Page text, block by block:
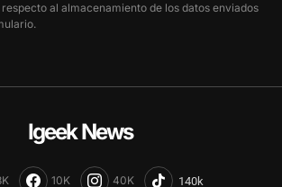
al almacenamiento de los datos enviados
Igeek News
10K 40K